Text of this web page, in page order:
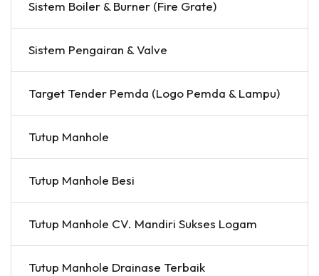
Sistem Boiler & Burner (Fire Grate)
Sistem Pengairan & Valve
Target Tender Pemda (Logo Pemda & Lampu)
Tutup Manhole
Tutup Manhole Besi
Tutup Manhole CV. Mandiri Sukses Logam
Tutup Manhole Drainase Terbaik